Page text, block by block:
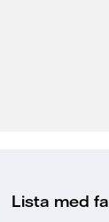
Lista med